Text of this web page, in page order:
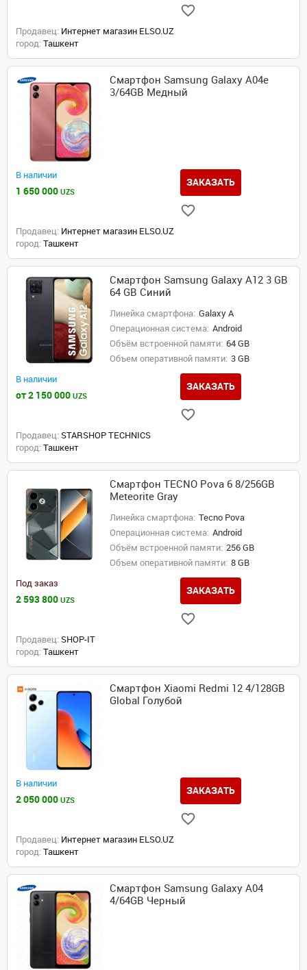
Продавец: Интернет магазин ELSO.UZ
город: Ташкент
Смартфон Samsung Galaxy A04e
3/64GB Медный
В наличии
1 650 000 UZS
ЗАКАЗАТЬ
Продавец: Интернет магазин ELSO.UZ
город: Ташкент
Смартфон Samsung Galaxy A12 3 GB
64 GB Синий
Линейка смартфона: Galaxy A
Операционная система: Android
Объём встроенной памяти: 64 GB
Объем оперативной памяти: 3 GB
В наличии
от 2 150 000 UZS
ЗАКАЗАТЬ
Продавец: STARSHOP TECHNICS
город: Ташкент
Смартфон TECNO Pova 6 8/256GB
Meteorite Gray
Линейка смартфона: Tecno Pova
Операционная система: Android
Объём встроенной памяти: 256 GB
Объем оперативной памяти: 8 GB
Под заказ
2 593 800 UZS
ЗАКАЗАТЬ
Продавец: SHOP-IT
город: Ташкент
Смартфон Xiaomi Redmi 12 4/128GB
Global Голубой
В наличии
2 050 000 UZS
ЗАКАЗАТЬ
Продавец: Интернет магазин ELSO.UZ
город: Ташкент
Смартфон Samsung Galaxy A04
4/64GB Черный